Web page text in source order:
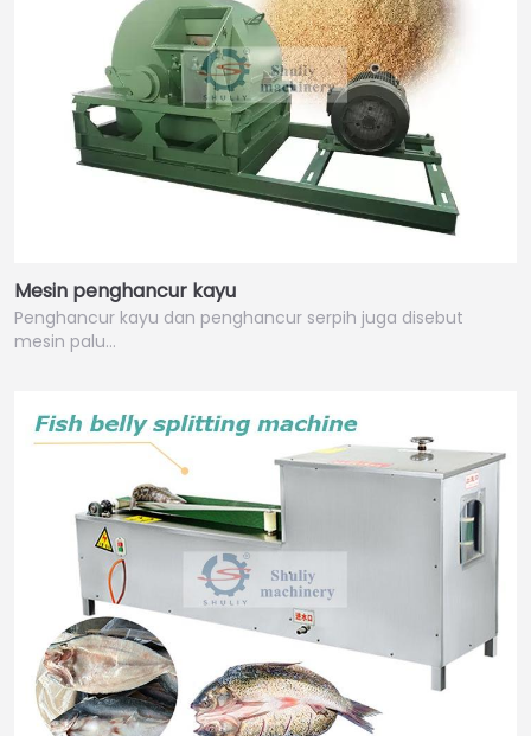
Mesin penghancur kayu
Penghancur kayu dan penghancur serpih juga disebut
mesin palu…